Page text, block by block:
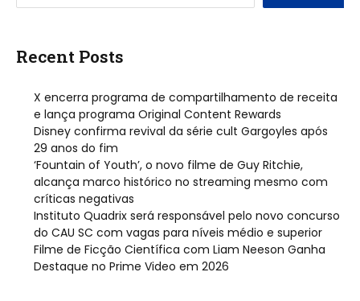
Recent Posts
X encerra programa de compartilhamento de receita
e lança programa Original Content Rewards
Disney confirma revival da série cult Gargoyles após
29 anos do fim
‘Fountain of Youth’, o novo filme de Guy Ritchie,
alcança marco histórico no streaming mesmo com
críticas negativas
Instituto Quadrix será responsável pelo novo concurso
do CAU SC com vagas para níveis médio e superior
Filme de Ficção Científica com Liam Neeson Ganha
Destaque no Prime Video em 2026